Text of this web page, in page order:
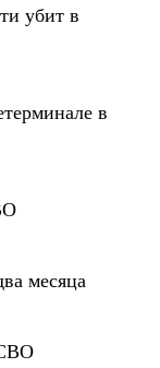
убит в
в
месяца